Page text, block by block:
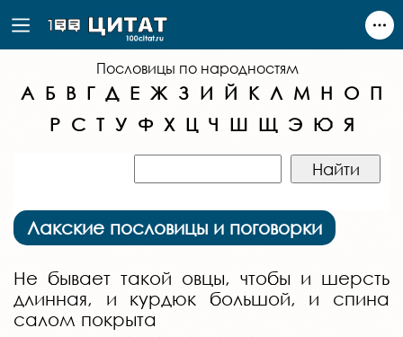
Пословицы по народностям
А Б В Г Д Е Ж З И Й К Л М Н О П
Р С Т У Ф Х Ц Ч Ш Щ Э Ю Я
Лакские пословицы и поговорки
Не бывает такой овцы, чтобы и шерсть
длинная, и курдюк большой, и спина
салом покрыта